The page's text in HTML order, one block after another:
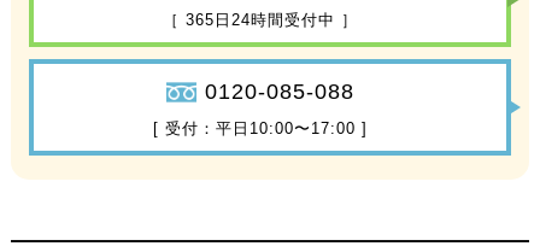
［ 365日24時間受付中 ］
0120-085-088
[ 受付：平日10:00〜17:00 ]